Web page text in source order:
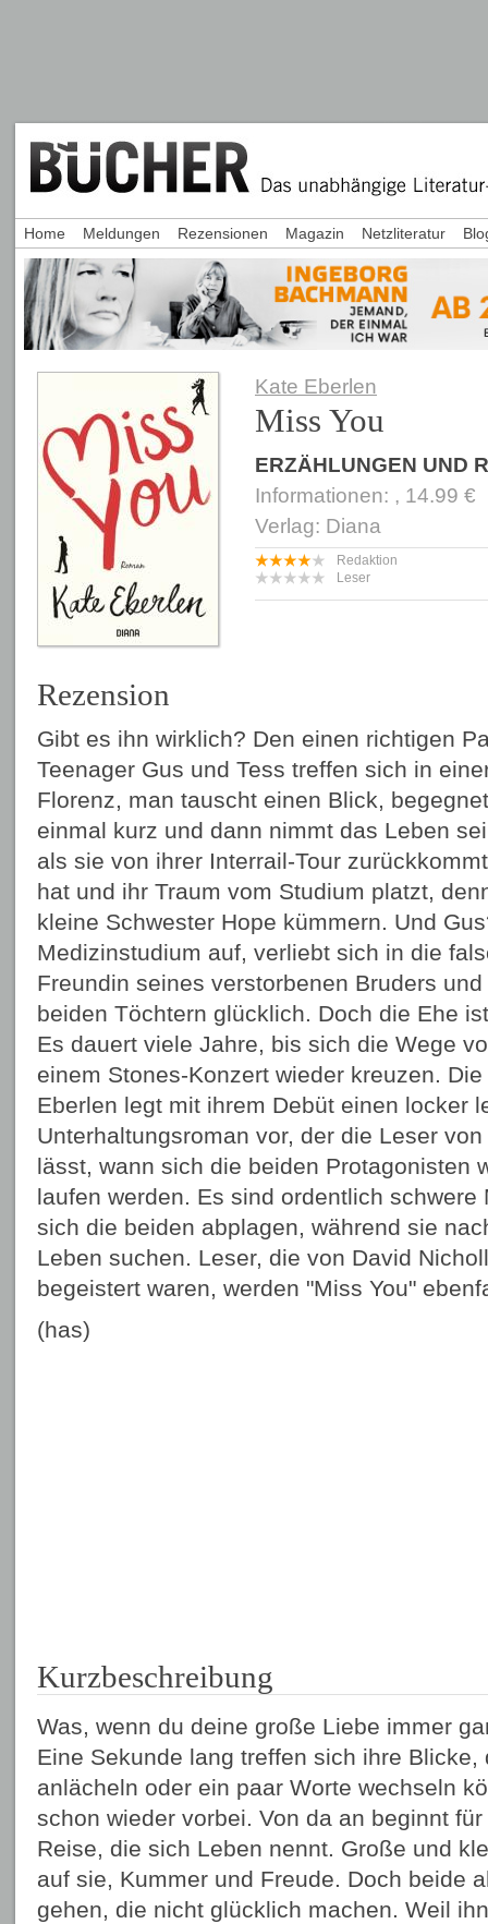
Kate Eberlen
Miss You
ERZÄHLUNGEN UND
Informationen: , 14.99 €
Verlag: Diana
Redaktion
Leser
Rezension
Gibt es ihn wirklich? Den einen richtigen
Teenager Gus und Tess treffen sich in
Florenz, man tauscht einen Blick,
einmal kurz und dann nimmt das Leben
als sie von ihrer Interrail-Tour
hat und ihr Traum vom Studium platzt,
kleine Schwester Hope kümmern. Und
Medizinstudium auf, verliebt sich in die
Freundin seines verstorbenen Bruders
beiden Töchtern glücklich. Doch die Ehe
Es dauert viele Jahre, bis sich die Wege
einem Stones-Konzert wieder kreuzen.
Eberlen legt mit ihrem Debüt einen locker
Unterhaltungsroman vor, der die Leser
lässt, wann sich die beiden Protagonisten
laufen werden. Es sind ordentlich
sich die beiden abplagen, während sie
Leben suchen. Leser, die von David
begeistert waren, werden "Miss You"
(has)
Kurzbeschreibung
Was, wenn du deine große Liebe immer
Eine Sekunde lang treffen sich ihre
anlächeln oder ein paar Worte wechseln
schon wieder vorbei. Von da an beginnt
Reise, die sich Leben nennt. Große und
auf sie, Kummer und Freude. Doch beide
gehen, die nicht glücklich machen. Weil
Home Meldungen Rezensionen Magazin Netzliteratur